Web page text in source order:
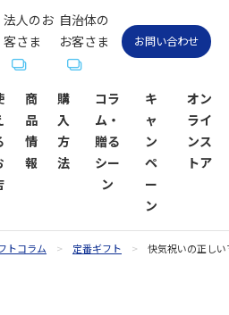
商
品
情
報
購
入
方
法
コラ
ム・
贈る
シー
ン
キ
ャ
ン
ペ
ー
ン
オン
ライ
ンス
トア
法人のお
客さま
自治体の
お客さま
お問い合わせ
トコラム 定番ギフト 快気祝いの正し